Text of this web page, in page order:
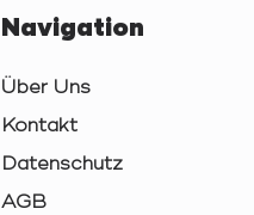
Navigation
Über Uns
Kontakt
Datenschutz
AGB